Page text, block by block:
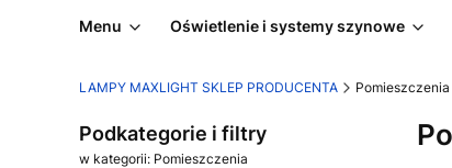
Menu Oświetlenie i systemy szynowe
LAMPY MAXLIGHT SKLEP PRODUCENTA Pomieszczenia
Podkategorie i filtry
w kategorii: Pomieszczenia